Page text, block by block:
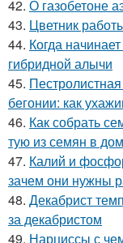
42. О газобетоне
43. Цветник
44. Когда
гибридной алычи
45.
бегонии: как
46. Как собрать
тую из семян в
47. Калий и
зачем они нужны
48. Декабрист
за декабристом
49. Нарциссы с